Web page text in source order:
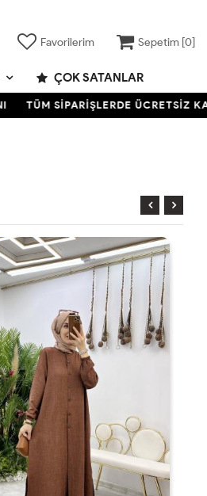
Favorilerim Sepetim [0]
ÇOK SATANLAR
TÜM SİPARİŞLERDE ÜCRETSİZ